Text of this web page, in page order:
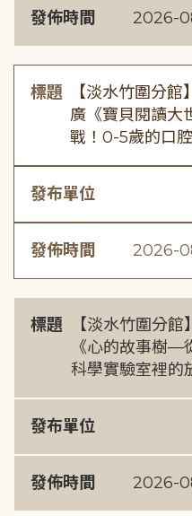
發佈時間 2026-
標題
【淡水竹圍分
廣《寶貝閱讀大
戰！0-5歲的口
發布單位
發佈時間 2026-
標題
【淡水竹圍分
《心的故事樹—
科學實驗室裡的
發布單位
發佈時間 2026-